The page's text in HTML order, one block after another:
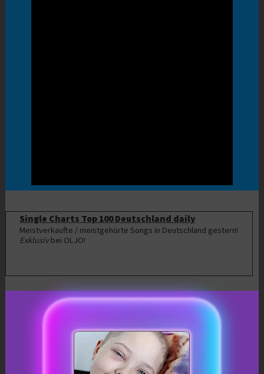
Single Charts Top 100 Deutschland daily
Meistverkaufte / meistgehörte Songs in Deutschland gestern!
Exklusivbei OLJO!